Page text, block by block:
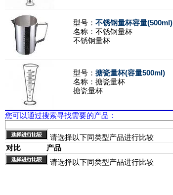
型号： 不锈钢量杯容量(500ml)
名称： 不锈钢量杯
不锈钢量杯
型号： 搪瓷量杯(容量500ml)
名称： 搪瓷量杯
搪瓷量杯
您可以通过搜索寻找需要的产品：
请选择以下同类型产品进行比较
对比
产品
请选择以下同类型产品进行比较